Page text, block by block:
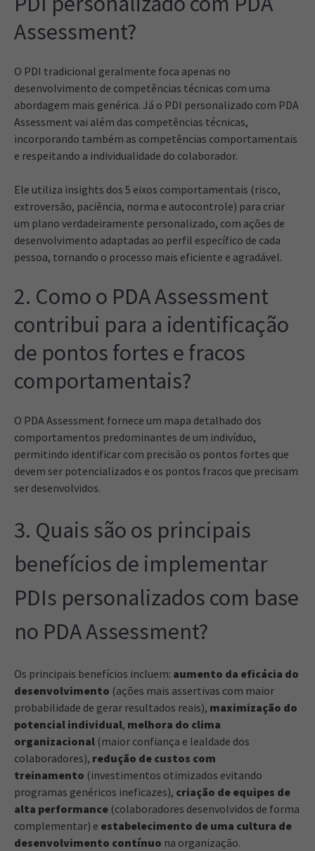
Assessment?
O PDI tradicional geralmente foca apenas no
desenvolvimento de competências técnicas com uma
abordagem mais genérica. Já o PDI personalizado com PDA
Assessment vai além das competências técnicas,
incorporando também as competências comportamentais
e respeitando a individualidade do colaborador.
Ele utiliza insights dos 5 eixos comportamentais (risco,
extroversão, paciência, norma e autocontrole) para criar
um plano verdadeiramente personalizado, com ações de
desenvolvimento adaptadas ao perfil específico de cada
pessoa, tornando o processo mais eficiente e agradável.
2. Como o PDA Assessment
contribui para a identificação
de pontos fortes e fracos
comportamentais?
O PDA Assessment fornece um mapa detalhado dos
comportamentos predominantes de um indivíduo,
permitindo identificar com precisão os pontos fortes que
devem ser potencializados e os pontos fracos que precisam
ser desenvolvidos.
3. Quais são os principais
benefícios de implementar
PDIs personalizados com base
no PDA Assessment?
Os principais benefícios incluem: aumento da eficácia do
desenvolvimento (ações mais assertivas com maior
probabilidade de gerar resultados reais), maximização do
potencial individual, melhora do clima
organizacional (maior confiança e lealdade dos
colaboradores), redução de custos com
treinamento (investimentos otimizados evitando
programas genéricos ineficazes), criação de equipes de
alta performance (colaboradores desenvolvidos de forma
complementar) e estabelecimento de uma cultura de
desenvolvimento contínuo na organização.